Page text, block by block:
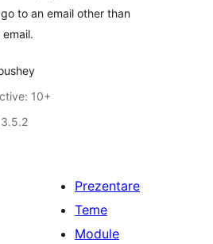
to an email other than
10+
Prezentare
Teme
Module